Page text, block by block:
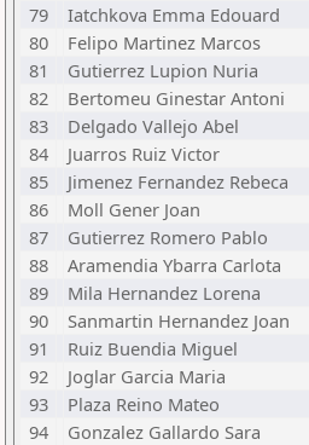
79
Iatchkova Emma Edouard
80
Felipo Martinez Marcos
81
Gutierrez Lupion Nuria
82
Bertomeu Ginestar Antoni
83
Delgado Vallejo Abel
84
Juarros Ruiz Victor
85
Jimenez Fernandez Rebeca
86
Moll Gener Joan
87
Gutierrez Romero Pablo
88
Aramendia Ybarra Carlota
89
Mila Hernandez Lorena
90
Sanmartin Hernandez Joan
91
Ruiz Buendia Miguel
92
Joglar Garcia Maria
93
Plaza Reino Mateo
94
Gonzalez Gallardo Sara